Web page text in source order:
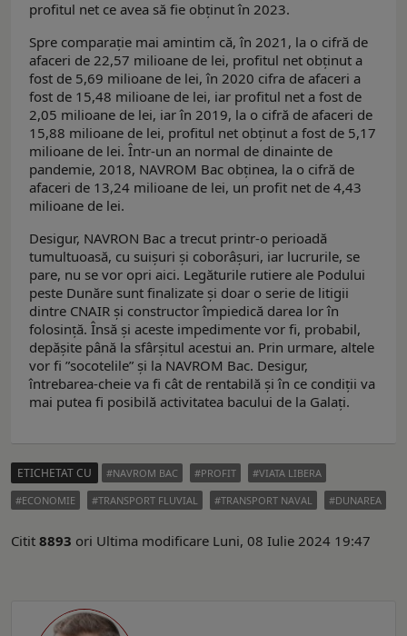
profitul net ce avea să fie obținut în 2023.
Spre comparație mai amintim că, în 2021, la o cifră de
afaceri de 22,57 milioane de lei, profitul net obținut a
fost de 5,69 milioane de lei, în 2020 cifra de afaceri a
fost de 15,48 milioane de lei, iar profitul net a fost de
2,05 milioane de lei, iar în 2019, la o cifră de afaceri de
15,88 milioane de lei, profitul net obținut a fost de 5,17
milioane de lei. Într-un an normal de dinainte de
pandemie, 2018, NAVROM Bac obținea, la o cifră de
afaceri de 13,24 milioane de lei, un profit net de 4,43
milioane de lei.
Desigur, NAVRON Bac a trecut printr-o perioadă
tumultuoasă, cu suișuri și coborâșuri, iar lucrurile, se
pare, nu se vor opri aici. Legăturile rutiere ale Podului
peste Dunăre sunt finalizate și doar o serie de litigii
dintre CNAIR și constructor împiedică darea lor în
folosință. Însă și aceste impedimente vor fi, probabil,
depășite până la sfârșitul acestui an. Prin urmare, altele
vor fi ”socotelile” și la NAVROM Bac. Desigur,
întrebarea-cheie va fi cât de rentabilă și în ce condiții va
mai putea fi posibilă activitatea bacului de la Galați.
ETICHETAT CU NAVROM BAC PROFIT
VIATA LIBERA
ECONOMIE
TRANSPORT FLUVIAL TRANSPORT NAVAL DUNAREA
Citit 8893 ori Ultima modificare Luni, 08 Iulie 2024 19:47